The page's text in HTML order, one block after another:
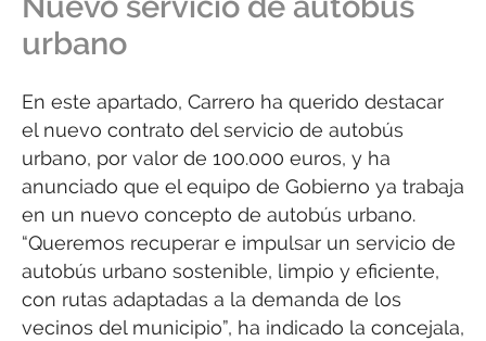
urbano
En este apartado, Carrero ha querido destacar
el nuevo contrato del servicio de autobús
urbano, por valor de 100.000 euros, y ha
anunciado que el equipo de Gobierno ya trabaja
en un nuevo concepto de autobús urbano.
“Queremos recuperar e impulsar un servicio de
autobús urbano sostenible, limpio y eficiente,
con rutas adaptadas a la demanda de los
vecinos del municipio”, ha indicado la concejala,